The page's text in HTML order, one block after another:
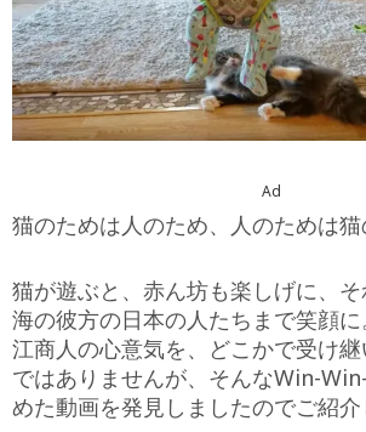
Ad
猫のためは人のため、人のためは猫
猫が遊ぶと、赤ん坊も楽しげに、そ
海の彼方の日本の人たちまで笑顔
江商人の心意気を、どこかで受け
ではありませんが、そんなWin-
めた動画を発見しましたのでご紹介